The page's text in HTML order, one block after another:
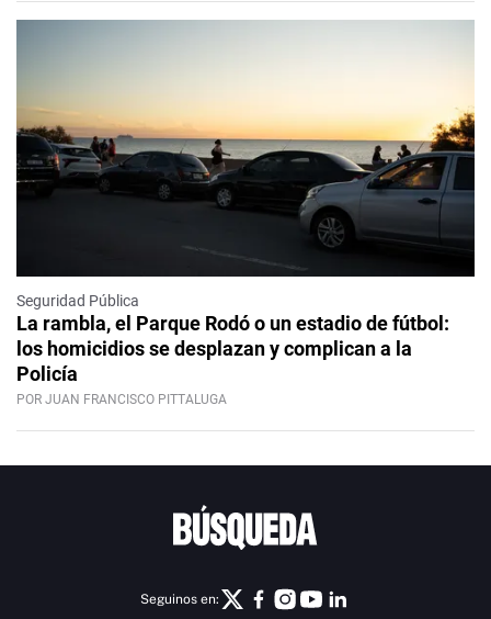
Seguridad Pública
La rambla, el Parque Rodó o un estadio de fútbol:
los homicidios se desplazan y complican a la
Policía
POR JUAN FRANCISCO PITTALUGA
Seguinos en: